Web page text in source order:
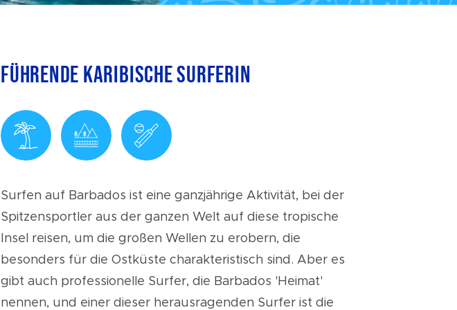
Führende karibische Surferin
Surfen auf Barbados ist eine ganzjährige Aktivität, bei der
Spitzensportler aus der ganzen Welt auf diese tropische
Insel reisen, um die großen Wellen zu erobern, die
besonders für die Ostküste charakteristisch sind. Aber es
gibt auch professionelle Surfer, die Barbados 'Heimat'
nennen, und einer dieser herausragenden Surfer ist die